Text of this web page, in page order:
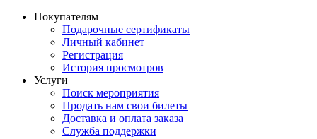
Покупателям
Подарочные сертификаты
Личный кабинет
Регистрация
История просмотров
Услуги
Поиск мероприятия
Продать нам свои билеты
Доставка и оплата заказа
Служба поддержки